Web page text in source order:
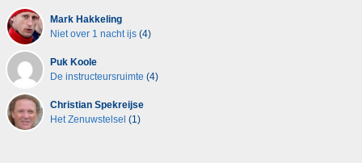
Mark Hakkeling
Niet over 1 nacht ijs(4)
Puk Koole
De instructeursruimte (4)
Christian Spekreijse
Het Zenuwstelsel (1)